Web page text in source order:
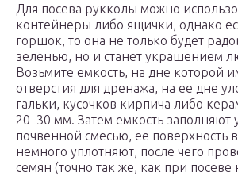
Для посева рукколы можно
контейнеры либо ящички, однако
горшок, то она не только будет
зеленью, но и станет украшением
Возьмите емкость, на дне которой
отверстия для дренажа, на ее дне
гальки, кусочков кирпича либо
20–30 мм. Затем емкость заполняют
почвенной смесью, ее поверхность
немного уплотняют, после чего
семян (точно так же, как при посеве